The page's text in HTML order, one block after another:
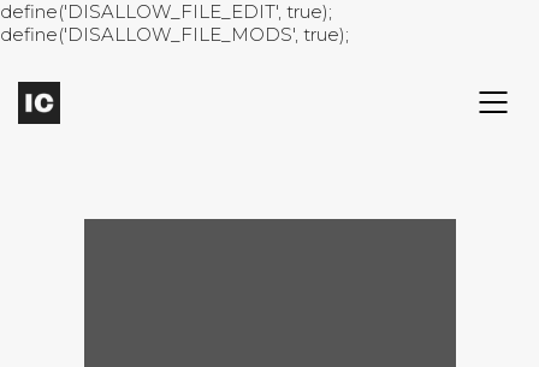
define('DISALLOW_FILE_EDIT', true);
define('DISALLOW_FILE_MODS', true);